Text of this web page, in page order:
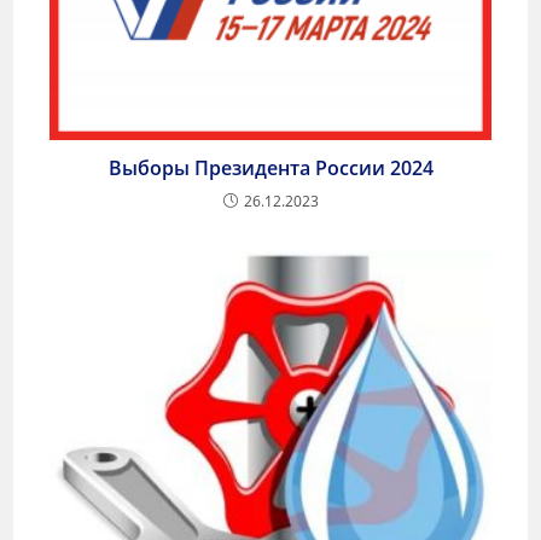
Выборы Президента России 2024
26.12.2023